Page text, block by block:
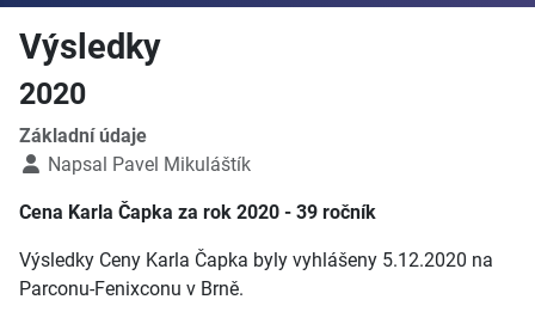
Výsledky
2020
Základní údaje
Napsal Pavel Mikuláštík
Cena Karla Čapka za rok 2020 - 39 ročník
Výsledky Ceny Karla Čapka byly vyhlášeny 5.12.2020 na
Parconu-Fenixconu v Brně.